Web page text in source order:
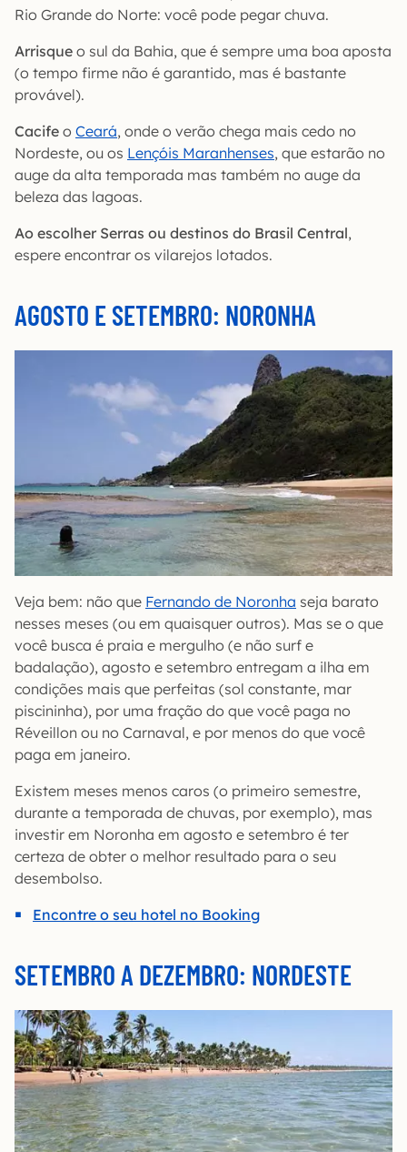
Rio Grande do Norte: você pode pegar chuva.
Arrisque o sul da Bahia, que é sempre uma boa aposta
(o tempo firme não é garantido, mas é bastante
provável).
Cacife o Ceará, onde o verão chega mais cedo no
Nordeste, ou os Lençóis Maranhenses, que estarão no
auge da alta temporada mas também no auge da
beleza das lagoas.
Ao escolher Serras ou destinos do Brasil Central,
espere encontrar os vilarejos lotados.
AGOSTO E SETEMBRO: NORONHA
Veja bem: não que Fernando de Noronha seja barato
nesses meses (ou em quaisquer outros). Mas se o que
você busca é praia e mergulho (e não surf e
badalação), agosto e setembro entregam a ilha em
condições mais que perfeitas (sol constante, mar
piscininha), por uma fração do que você paga no
Réveillon ou no Carnaval, e por menos do que você
paga em janeiro.
Existem meses menos caros (o primeiro semestre,
durante a temporada de chuvas, por exemplo), mas
investir em Noronha em agosto e setembro é ter
certeza de obter o melhor resultado para o seu
desembolso.
Encontre o seu hotel no Booking
SETEMBRO A DEZEMBRO: NORDESTE